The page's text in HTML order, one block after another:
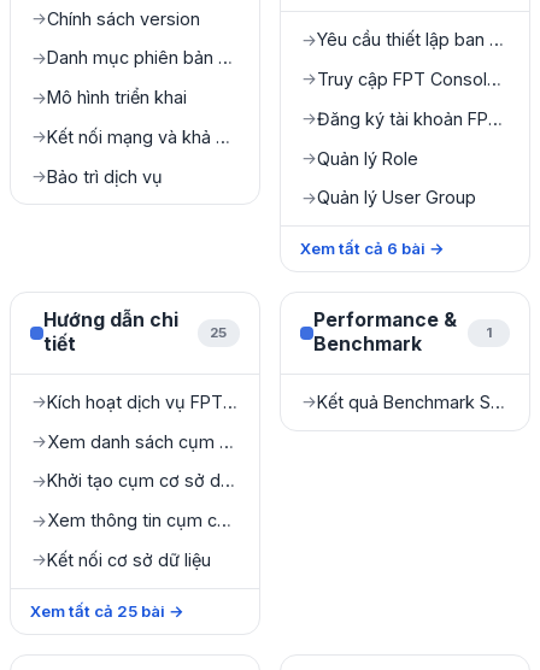
→Chính sách version
→ Danh mục phiên bản được hỗ trợ
→Mô hình triển khai
→ Kết nối mạng và khả năng truy cập
→Bảo trì dịch vụ
→ Yêu cầu thiết lập ban đầu
→ Truy cập FPT Console Portal
→ Đăng ký tài khoản FPT Console Portal
→Quản lý Role
→Quản lý User Group
Xem tất cả 6 bài →
Hướng dẫn chi
tiết
25
→ Kích hoạt dịch vụ FPT Database Engine
→ Xem danh sách cụm cơ sở dữ liệu
→ Khởi tạo cụm cơ sở dữ liệu
→ Xem thông tin cụm cơ sở dữ liệu
→Kết nối cơ sở dữ liệu
Xem tất cả 25 bài →
Performance &
Benchmark
1
→ Kết quả Benchmark Sysbench